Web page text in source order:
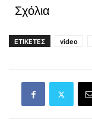
Σχόλια
ΕΤΙΚΕΤΕΣ video